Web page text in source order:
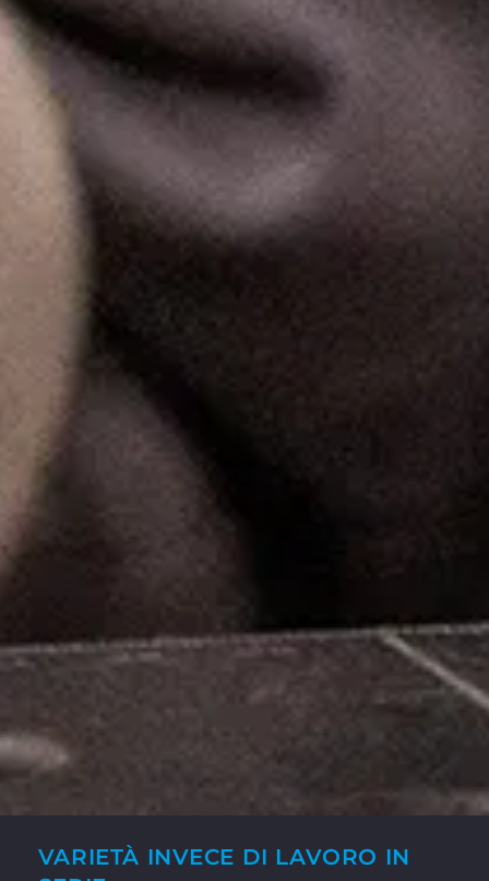
VARIETÀ INVECE DI LAVORO IN